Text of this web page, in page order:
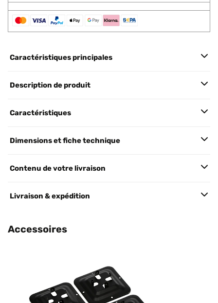
Caractéristiques principales
Description de produit
Caractéristiques
Dimensions et fiche technique
Contenu de votre livraison
Livraison & expédition
Accessoires